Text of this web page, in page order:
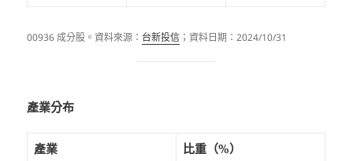
00936 成分股。資料來源： 台新投信 ；資料日期：2024/10/31
產業分布
產業 比重（%）